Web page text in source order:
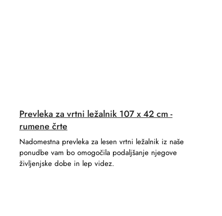
Prevleka za vrtni ležalnik 107 x 42 cm -
rumene črte
Nadomestna prevleka za lesen vrtni ležalnik iz naše
ponudbe vam bo omogočila podaljšanje njegove
življenjske dobe in lep videz.